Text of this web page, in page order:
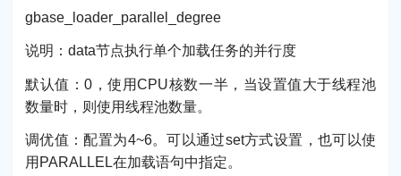
gbase_loader_parallel_degree
说明：data节点执行单个加载任务的并行度
默认值：0，使用CPU核数一半，当设置值大于线程池
数量时，则使用线程池数量。
调优值：配置为4~6。可以通过set方式设置，也可以使
用PARALLEL在加载语句中指定。